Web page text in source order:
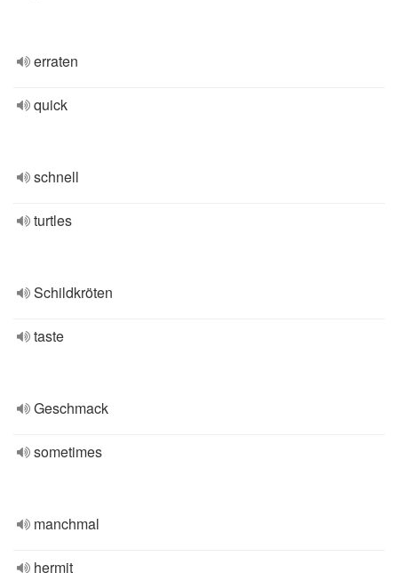
erraten
quick
schnell
turtles
Schildkröten
taste
Geschmack
sometimes
manchmal
hermit